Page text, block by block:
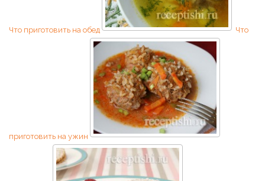
Что приготовить на обед Что
приготовить на ужин